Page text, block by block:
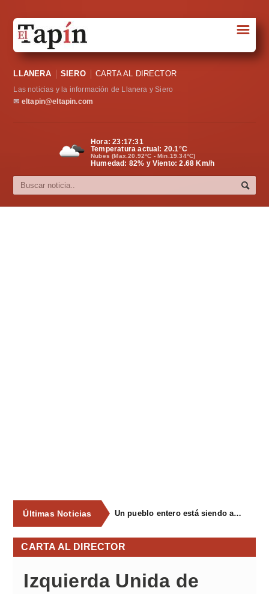
Sociedad
Política
Cultura
☰
LLANERA SIERO CARTA AL DIRECTOR
Las noticias y la información de Llanera y Siero
✉ eltapin@eltapin.com
Hora:23:17:32
Temperatura actual: 20.1°C
Nubes (Max.20.92ºC - Min.19.34ºC)
Humedad: 82% y Viento: 2.68 Km/h
Últimas Noticias Un pueblo entero está siendo asesinado lentamente
CARTA AL DIRECTOR
Izquierda Unida de